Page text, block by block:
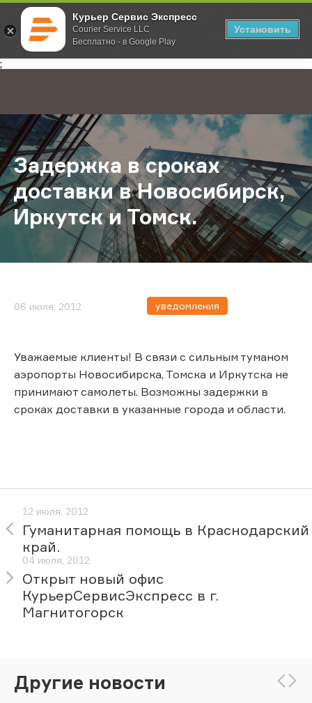
Курьер Сервис Экспресс
Courier Service LLC
Бесплатно - в Google Play
Установить
;
Главная О компании Новости Задержка в сроках доставки в
Задержка в сроках
доставки в Новосибирск,
Иркутск и Томск.
06 июля, 2012 уведомления
Уважаемые клиенты! В связи с сильным туманом
аэропорты Новосибирска, Томска и Иркутска не
принимают самолеты. Возможны задержки в
сроках доставки в указанные города и области.
12 июля, 2012
Гуманитарная помощь в Краснодарский
край.
04 июля, 2012
Открыт новый офис
КурьерСервисЭкспресс в г.
Магнитогорск
Другие новости